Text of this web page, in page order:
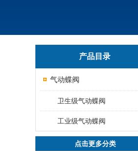
产品目录
气动蝶阀
卫生级气动蝶阀
工业级气动蝶阀
点击更多分类